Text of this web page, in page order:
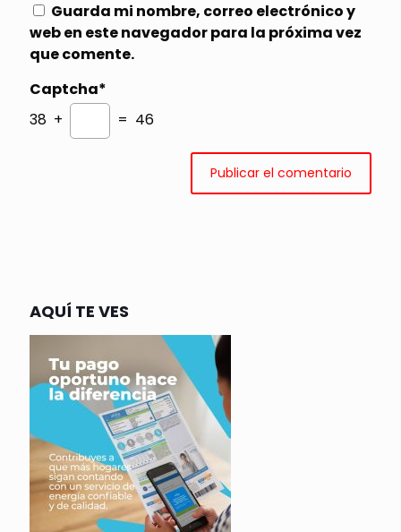
Guarda mi nombre, correo electrónico y
web en este navegador para la próxima vez
que comente.
Captcha*
38 +
= 46
AQUÍ TE VES